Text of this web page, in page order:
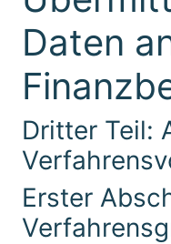
Daten
Dritter Teil:
Erster